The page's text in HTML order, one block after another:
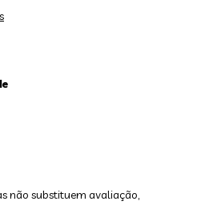
não substituem avaliação,